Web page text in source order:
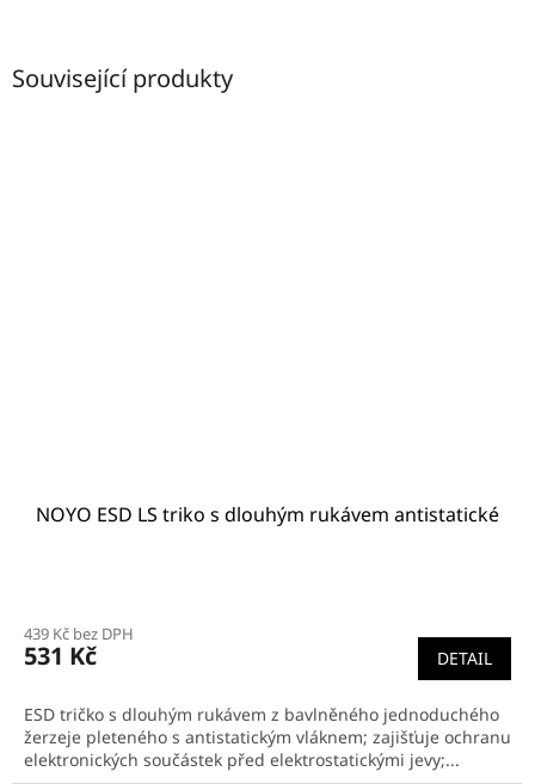
Související produkty
NOYO ESD LS triko s dlouhým rukávem antistatické
439 Kč bez DPH
531 Kč DETAIL
ESD tričko s dlouhým rukávem z bavlněného jednoduchého
žerzeje pleteného s antistatickým vláknem; zajišťuje ochranu
elektronických součástek před elektrostatickými jevy;...